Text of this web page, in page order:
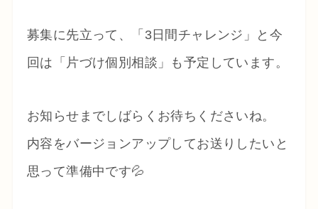
募集に先立って、「3日間チャレンジ」と今
回は「片づけ個別相談」も予定しています。
お知らせまでしばらくお待ちくださいね。
内容をバージョンアップしてお送りしたいと
思って準備中です💦